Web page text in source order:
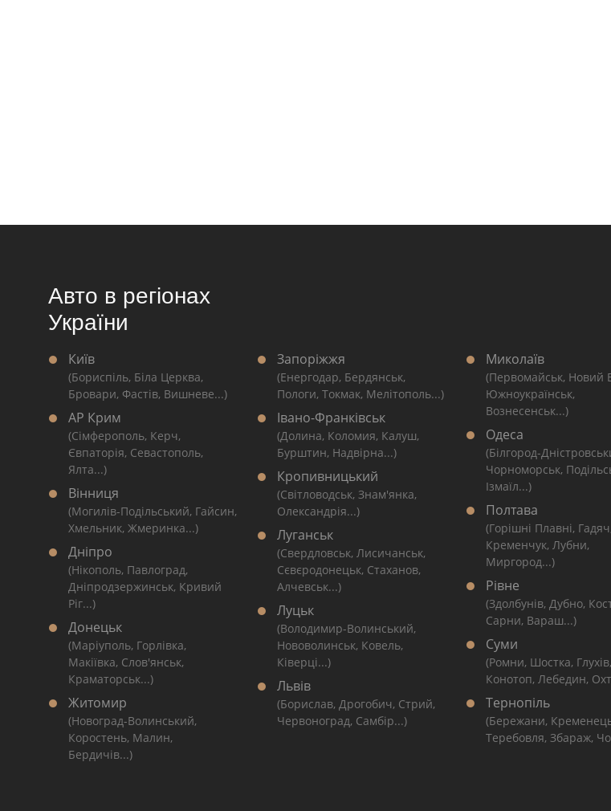
Авто в регіонах
України
Київ
(Бориспіль, Біла Церква,
Бровари, Фастів, Вишневе...)
АР Крим
(Сімферополь, Керч,
Євпаторія, Севастополь,
Ялта...)
Вінниця
(Могилів-Подільський, Гайсин,
Хмельник, Жмеринка...)
Дніпро
(Нікополь, Павлоград,
Дніпродзержинськ, Кривий
Ріг...)
Донецьк
(Маріуполь, Горлівка,
Макіївка, Слов'янськ,
Краматорськ...)
Житомир
(Новоград-Волинський,
Коростень, Малин,
Бердичів...)
Запоріжжя
(Енергодар, Бердянськ,
Пологи, Токмак, Мелітополь...)
Івано-Франківськ
(Долина, Коломия, Калуш,
Бурштин, Надвірна...)
Кропивницький
(Світловодськ, Знам'янка,
Олександрія...)
Луганськ
(Свердловськ, Лисичанськ,
Сєвєродонецьк, Стаханов,
Алчевськ...)
Луцьк
(Володимир-Волинський,
Нововолинськ, Ковель,
Ківерці...)
Львів
(Борислав, Дрогобич, Стрий,
Червоноград, Самбір...)
Миколаїв
(Первомайськ, Новий
Южноукраїнськ,
Вознесенськ...)
Одеса
(Білгород-
Чорноморськ,
Ізмаїл...)
Полтава
(Горішні Плавні,
Кременчук, Лубни,
Миргород...)
Рівне
(Здолбунів, Дубно,
Сарни, Вараш...)
Суми
(Ромни, Шостка, Глухів,
Конотоп, Лебедин,
Тернопіль
(Бережани,
Теребовля, Збараж,